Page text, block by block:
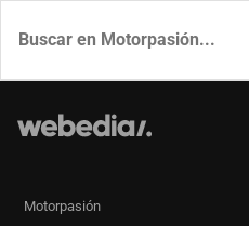
Motorpasión